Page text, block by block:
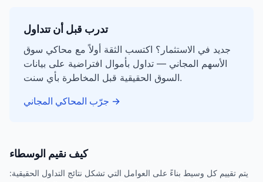
تدرب قبل أن تتداول
جديد في الاستثمار؟ اكتسب الثقة أولاً مع محاكي سوق
الأسهم المجاني — تداول بأموال افتراضية على بيانات
السوق الحقيقية قبل المخاطرة بأي سنت.
جرّب المحاكي المجاني →
كيف نقيم الوسطاء
يتم تقييم كل وسيط بناءً على العوامل التي تشكل نتائج التداول الحقيقية: